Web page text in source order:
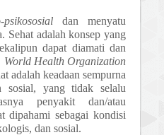
psikososial dan menyatu
Sehat adalah konsep yang
dapat diamati dan
World Health Organization
adalah keadaan sempurna
sosial, yang tidak selalu
penyakit dan/atau
dipahami sebagai kondisi
dan sosial.